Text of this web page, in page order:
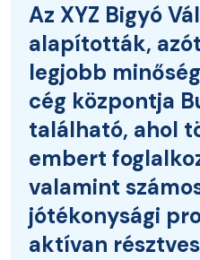
Az XYZ Bigyó
alapították,
legjobb
cég központja
található, ahol
embert
valamint
jótékonysági
aktívan